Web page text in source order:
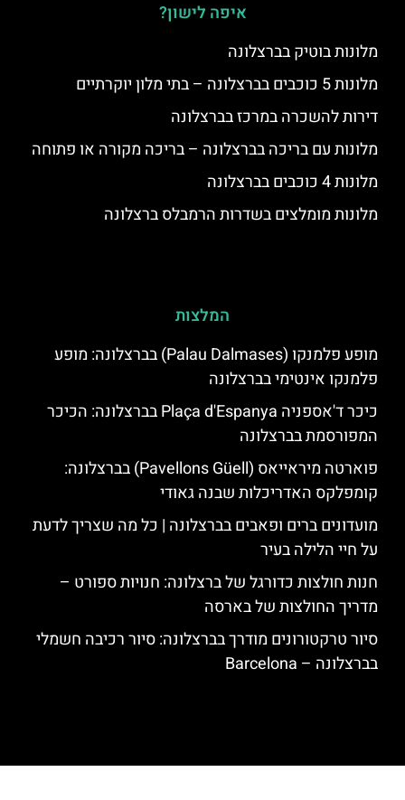
איפה לישון?
מלונות בוטיק בברצלונה
מלונות 5 כוכבים בברצלונה – בתי מלון יוקרתיים
דירות להשכרה במרכז בברצלונה
מלונות עם בריכה בברצלונה – בריכה מקורה או פתוחה
מלונות 4 כוכבים בברצלונה
מלונות מומלצים בשדרות הרמבלס ברצלונה
המלצות
מופע פלמנקו (Palau Dalmases) בברצלונה: מופע
פלמנקו אינטימי בברצלונה
כיכר ד'אספניה Plaça d'Espanya בברצלונה: הכיכר
המפורסמת בברצלונה
פוארטה מיראייאס (Pavellons Güell) בברצלונה:
קומפלקס האדריכלות שבנה גאודי
מועדונים ברים ופאבים בברצלונה | כל מה שצריך לדעת
על חיי הלילה בעיר
חנות חולצות כדורגל של ברצלונה: חנויות ספורט –
מדריך החולצות של בארסה
סיור טרקטורונים מודרך בברצלונה: סיור רכיבה חשמלי
בברצלונה – Barcelona